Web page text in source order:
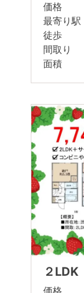
価格
最寄り
徒歩
間取り
面積
２LDK
価格